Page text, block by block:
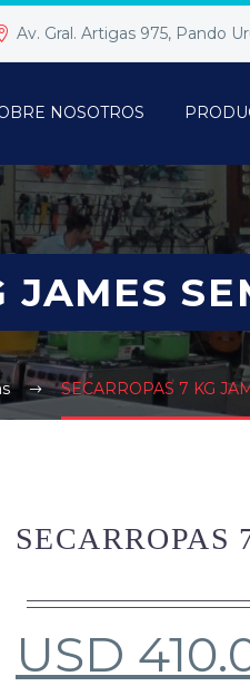
Av. Gral. Artigas 975, Pando
NOSOTROS
JAMES
SECARROPAS 7 KG
SECARROPAS
USD